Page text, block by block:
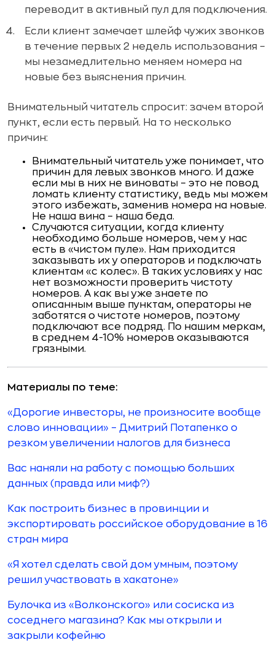
переводит в активный пул для подключения.
Если клиент замечает шлейф чужих звонков
в течение первых 2 недель использования –
мы незамедлительно меняем номера на
новые без выяснения причин.
Внимательный читатель спросит: зачем второй
пункт, если есть первый. На то несколько
причин:
Внимательный читатель уже понимает, что
причин для левых звонков много. И даже
если мы в них не виноваты – это не повод
ломать клиенту статистику, ведь мы можем
этого избежать, заменив номера на новые.
Не наша вина – наша беда.
Случаются ситуации, когда клиенту
необходимо больше номеров, чем у нас
есть в «чистом пуле». Нам приходится
заказывать их у операторов и подключать
клиентам «с колес». В таких условиях у нас
нет возможности проверить чистоту
номеров. А как вы уже знаете по
описанным выше пунктам, операторы не
заботятся о чистоте номеров, поэтому
подключают все подряд. По нашим меркам,
в среднем 4-10% номеров оказываются
грязными.
Материалы по теме:
«Дорогие инвесторы, не произносите вообще
слово инновации» – Дмитрий Потапенко о
резком увеличении налогов для бизнеса
Вас наняли на работу с помощью больших
данных (правда или миф?)
Как построить бизнес в провинции и
экспортировать российское оборудование в 16
стран мира
«Я хотел сделать свой дом умным, поэтому
решил участвовать в хакатоне»
Булочка из «Волконского» или сосиска из
соседнего магазина? Как мы открыли и
закрыли кофейню